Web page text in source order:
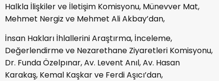
Halkla İlişkiler ve İletişim Komisyonu, Münevver Mat,
Mehmet Nergiz ve Mehmet Ali Akbay’dan,
İnsan Hakları İhlallerini Araştırma, İnceleme,
Değerlendirme ve Nezarethane Ziyaretleri Komisyonu,
Dr. Funda Özelpınar, Av. Levent Anıl, Av. Hasan
Karakaş, Kemal Kaşkar ve Ferdi Aşıcı’dan,